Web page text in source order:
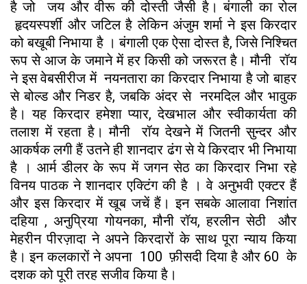
है जो जय और वीरू की दोस्‍ती जैसी है। बंगाली का रोल
हृदयस्‍पर्शी और जटिल है लेकिन अंजुम शर्मा ने इस किरदार
को बखूबी निभाया है । बंगाली एक ऐसा दोस्‍त है, जिसे निश्चित
रूप से आज के जमाने में हर किसी को जरूरत है। मौनी रॉय
ने इस वेबसीरीज में नयनतारा का किरदार निभाया है जो बाहर
से बोल्‍ड और निडर है, जबकि अंदर से नरमदिल और भावुक
है। यह किरदार हमेशा प्‍यार, देखभाल और स्‍वीकार्यता की
तलाश में रहता है। मौनी रॉय देखने में जितनी सुन्दर और
आकर्षक लगी हैं उतने ही शानदार ढंग से ये किरदार भी निभाया
है । आर्म डीलर के रूप में जगन सेठ का किरदार निभा रहे
विनय पाठक ने शानदार एक्टिंग की है । वे अनुभवी एक्टर हैं
और इस किरदार में खूब जचें हैं। इन सबके आलावा निशांत
दहिया , अनुप्रिया गोयनका, मौनी रॉय, हरलीन सेठी और
मेहरीन पीरज़ादा ने अपने किरदारों के साथ पूरा न्याय किया
है। इन कलकारों ने अपना 100 फ़ीसदी दिया है और 60 के
दशक को पूरी तरह सजीव किया है।